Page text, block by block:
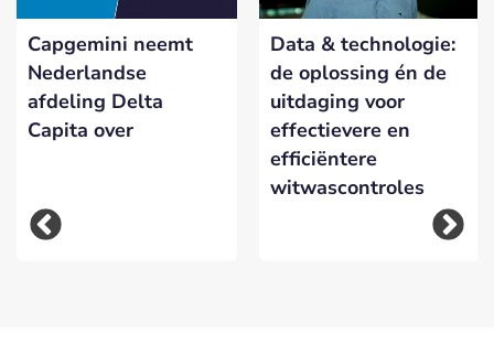
Capgemini neemt
Nederlandse
afdeling Delta
Capita over
Data & technologie:
de oplossing én de
uitdaging voor
effectievere en
efficiëntere
witwascontroles